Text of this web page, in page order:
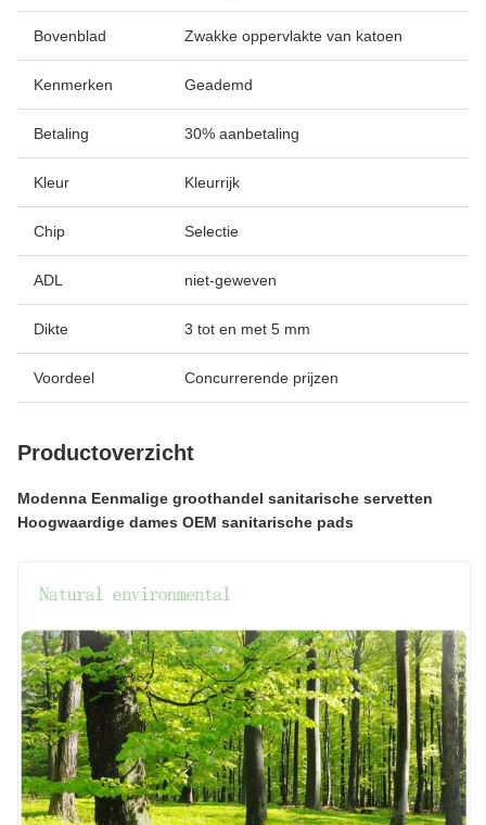
Bovenblad Zwakke oppervlakte van katoen
Kenmerken Geademd
Betaling 30% aanbetaling
Kleur Kleurrijk
Chip Selectie
ADL niet-geweven
Dikte 3 tot en met 5 mm
Voordeel Concurrerende prijzen
Productoverzicht
Modenna Eenmalige groothandel sanitarische servetten
Hoogwaardige dames OEM sanitarische pads